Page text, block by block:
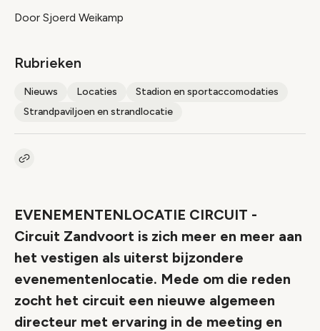
Door Sjoerd Weikamp
Rubrieken
Nieuws Locaties
Stadion en sportaccomodaties
Strandpaviljoen en strandlocatie
Kopieer link naar artikel
EVENEMENTENLOCATIE CIRCUIT -
Circuit Zandvoort is zich meer en meer aan
het vestigen als uiterst bijzondere
evenementenlocatie. Mede om die reden
zocht het circuit een nieuwe algemeen
directeur met ervaring in de meeting en